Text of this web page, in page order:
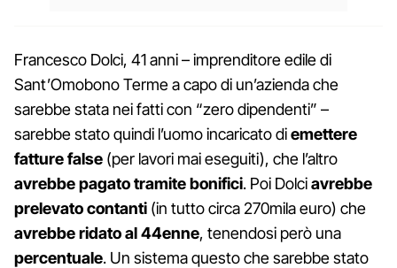
Francesco Dolci, 41 anni – imprenditore edile di
Sant’Omobono Terme a capo di un’azienda che
sarebbe stata nei fatti con “zero dipendenti” –
sarebbe stato quindi l’uomo incaricato diemettere
fatture false (per lavori mai eseguiti), che l’altro
avrebbe pagato tramite bonifici. Poi Dolciavrebbe
prelevato contanti (in tutto circa 270mila euro) che
avrebbe ridato al 44enne, tenendosi però una
percentuale. Un sistema questo che sarebbe stato